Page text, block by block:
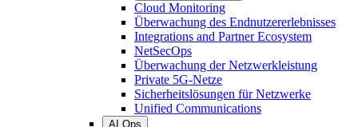
Cloud Monitoring
Überwachung des Endnutzererlebnisses
Integrations and Partner Ecosystem
NetSecOps
Überwachung der Netzwerkleistung
Private 5G-Netze
Sicherheitslösungen für Netzwerke
Unified Communications
AI Ops